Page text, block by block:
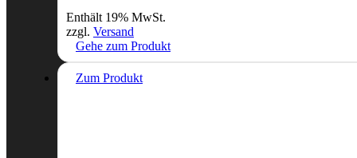
Enthält 19% MwSt.
zzgl. Versand
Gehe zum Produkt
Zum Produkt